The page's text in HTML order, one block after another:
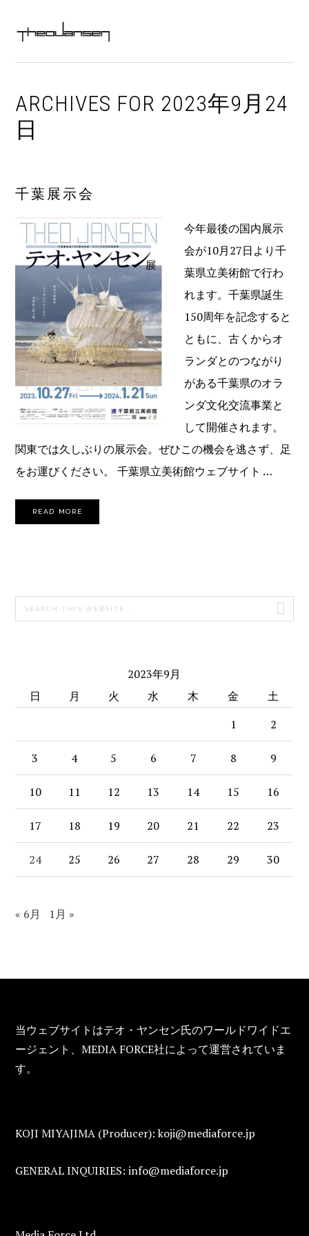
navigation
sidebar
MAIN
NAVIGATION
ARCHIVES FOR 2023年9月24
日
千葉展示会
今年最後の国内展示
会が10月27日より千
葉県立美術館で行わ
れます。千葉県誕生
150周年を記念すると
ともに、古くからオ
ランダとのつながり
がある千葉県のオラ
ンダ文化交流事業と
して開催されます。
関東では久しぶりの展示会。ぜひこの機会を逃さず、足
をお運びください。 千葉県立美術館ウェブサイト …
READ MORE
PRIMARY
SIDEBAR
Search
this
2023年9月
日
月 火 水 木 金
土
1
2
3 4 5 6 7 8 9
10 11 12 13 14 15 16
17 18 19 20 21 22 23
24 25 26 27 28 29 30
« 6月 1月 »
FOOTER
当ウェブサイトはテオ・ヤンセン氏のワールドワイドエ
ージェント、MEDIA FORCE社によって運営されていま
す。
KOJI MIYAJIMA (Producer): koji@mediaforce.jp
GENERAL INQUIRIES: info@mediaforce.jp